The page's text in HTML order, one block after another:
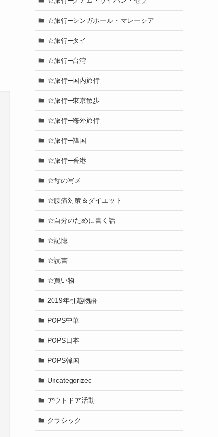
☆旅行─シンガポール・マレーシア
☆旅行─タイ
☆旅行─台湾
☆旅行─国内旅行
☆旅行─東京散歩
☆旅行─海外旅行
☆旅行─韓国
☆旅行─香港
☆母の写メ
☆腰痛対策＆ダイエット
☆自分のために書く話
☆記憶
☆読書
☆買い物
2019年引越物語
POPS中華
POPS日本
POPS韓国
Uncategorized
アウトドア活動
クラシック